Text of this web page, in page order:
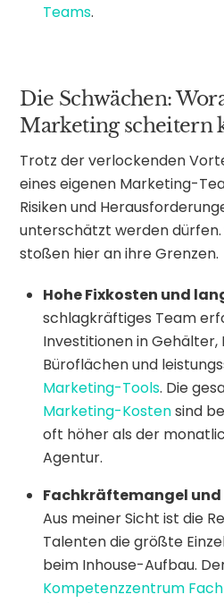
Teams.
Die Schwächen:
Marketing scheitern
Trotz der verlockenden
eines eigenen Marketing-
Risiken und
unterschätzt werden
stoßen hier an ihre Grenzen.
Hohe Fixkosten und
schlagkräftiges Team
Investitionen in Gehälter,
Büroflächen und
Marketing-Tools. Die
Marketing-Kostensind
oft höher als der
Agentur.
Fachkräftemangel
Aus meiner Sicht ist die
Talenten die größte
beim Inhouse-Aufbau.
Kompetenzzentrum